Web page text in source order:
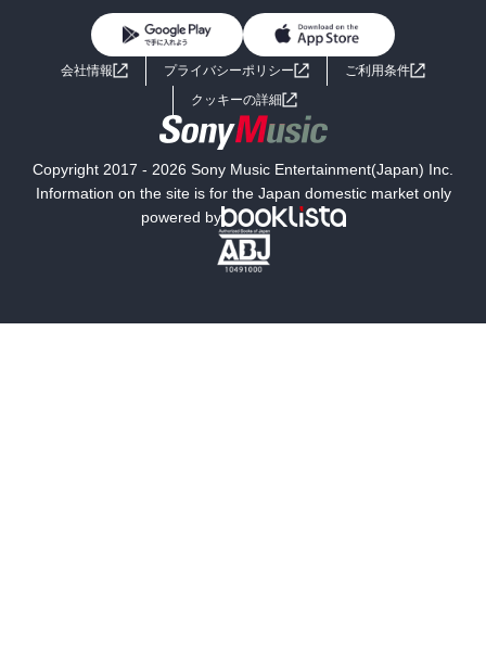
ライトノベル 男子向けラノベ
小説
海外小説
ミステリー SF
文学
よくあるご質問 お問い合わせ
会社情報 プライバシーポリシー
ご利用条件
クッキーの詳細
Copyright 2017 - 2026 Sony Music Entertainment(Japan) Inc.
Information on the site is for the Japan domestic market only
powered by